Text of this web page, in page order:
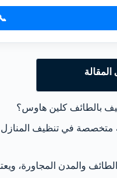
بالطائف كلين هاوس؟
في تنظيف المنازل
والمدن المجاورة،